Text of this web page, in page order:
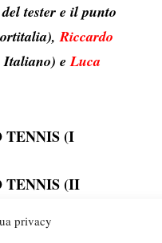
privacy
tester e il punto
Riccardo
Italiano) eLuca
TENNIS (I
TENNIS (II
(III